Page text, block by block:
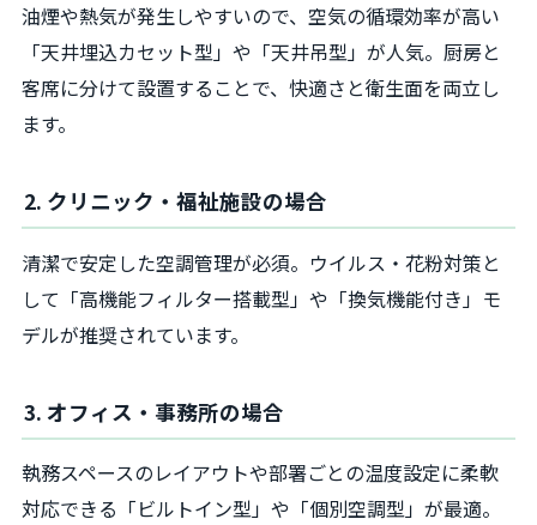
油煙や熱気が発生しやすいので、空気の循環効率が高い
「天井埋込カセット型」や「天井吊型」が人気。厨房と
客席に分けて設置することで、快適さと衛生面を両立し
ます。
2. クリニック・福祉施設の場合
清潔で安定した空調管理が必須。ウイルス・花粉対策と
して「高機能フィルター搭載型」や「換気機能付き」モ
デルが推奨されています。
3. オフィス・事務所の場合
執務スペースのレイアウトや部署ごとの温度設定に柔軟
対応できる「ビルトイン型」や「個別空調型」が最適。